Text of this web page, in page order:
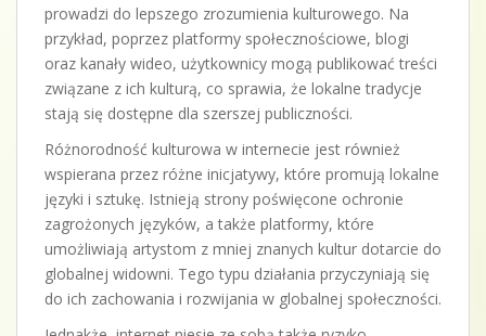
prowadzi do lepszego zrozumienia kulturowego. Na
przykład, poprzez platformy społecznościowe, blogi
oraz kanały wideo, użytkownicy mogą publikować treści
związane z ich kulturą, co sprawia, że lokalne tradycje
stają się dostępne dla szerszej publiczności.
Różnorodność kulturowa w internecie jest również
wspierana przez różne inicjatywy, które promują lokalne
języki i sztukę. Istnieją strony poświęcone ochronie
zagrożonych języków, a także platformy, które
umożliwiają artystom z mniej znanych kultur dotarcie do
globalnej widowni. Tego typu działania przyczyniają się
do ich zachowania i rozwijania w globalnej społeczności.